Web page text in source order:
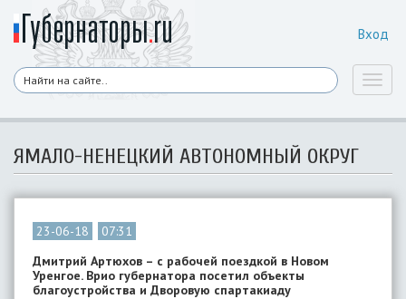
Вход
ЯМАЛО-НЕНЕЦКИЙ АВТОНОМНЫЙ ОКРУГ
23-06-18
07:31
Дмитрий Артюхов – с рабочей поездкой в Новом
Уренгое. Врио губернатора посетил объекты
благоустройства и Дворовую спартакиаду